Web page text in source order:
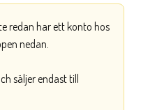
redan har ett konto hos
nedan.
säljer endast till